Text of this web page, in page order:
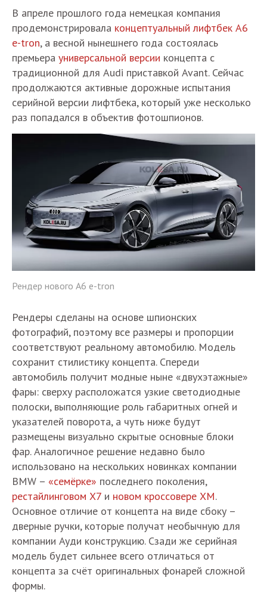
В апреле прошлого года немецкая компания
продемонстрировала концептуальный лифтбек A6
e-tron, а весной нынешнего года состоялась
премьера универсальной версии концепта с
традиционной для Audi приставкой Avant. Сейчас
продолжаются активные дорожные испытания
серийной версии лифтбека, который уже несколько
раз попадался в объектив фотошпионов.
Рендер нового A6 e-tron
Рендеры сделаны на основе шпионских
фотографий, поэтому все размеры и пропорции
соответствуют реальному автомобилю. Модель
сохранит стилистику концепта. Спереди
автомобиль получит модные ныне «двухэтажные»
фары: сверху расположатся узкие светодиодные
полоски, выполняющие роль габаритных огней и
указателей поворота, а чуть ниже будут
размещены визуально скрытые основные блоки
фар. Аналогичное решение недавно было
использовано на нескольких новинках компании
BMW – «семёрке» последнего поколения,
рестайлинговом X7 и новом кроссовере ХМ.
Основное отличие от концепта на виде сбоку –
дверные ручки, которые получат необычную для
компании Ауди конструкцию. Сзади же серийная
модель будет сильнее всего отличаться от
концепта за счёт оригинальных фонарей сложной
формы.